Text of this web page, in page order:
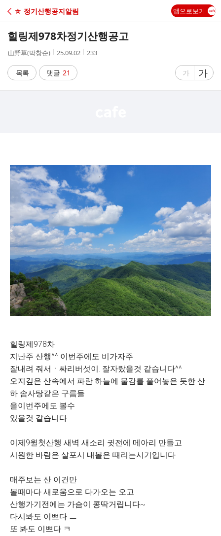
C
A
☆ 정기산행공지알림 앱으로보기
힐링제978차정기산행공고
작
자
山野草(박창순)
작
시
간
25.09.02
조
233
목록 댓글 21
글
가
글
자
가
힐링제978차
지난주 산행^^ 이번주에도 비가자주
잘내려 줘서ㆍ싸리버섯이. 잘자랐을것 같습니다^^
오지깊은 산속에서 파란 하늘에 물감를 풀어놓은 듯한 산
하 솜사탕같은 구름들
을이번주에도 볼수
있을것 같습니다
이제9윌첫산행 새벽 새소리 귓전에 메아리 만들고
시원한 바람은 살포시 내볼은 때리는시기입니다
매주보는 산 이건만
볼때마다 새로움으로 다가오는 오고
산행가기전에는 가슴이 콩딱거립니다~
다시봐도 이쁘다 ㅡ
또 봐도 이쁘다 ㅋ